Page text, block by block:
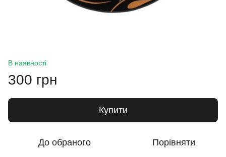
В наявності
300 грн
Купити
До обраного Порівняти